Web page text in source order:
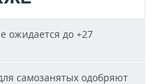
ожидается до +27
самозанятых одобряют